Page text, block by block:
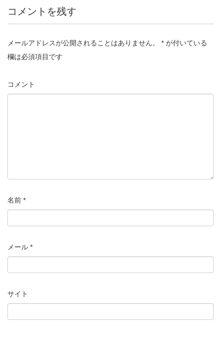
コメントを残す
メールアドレスが公開されることはありません。 * が付いている
欄は必須項目です
コメント
名前 *
メール *
サイト